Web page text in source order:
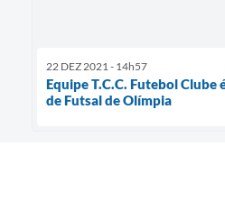
22 DEZ 2021 - 14h57
Equipe T.C.C. Futebol Clube
de Futsal de Olímpia